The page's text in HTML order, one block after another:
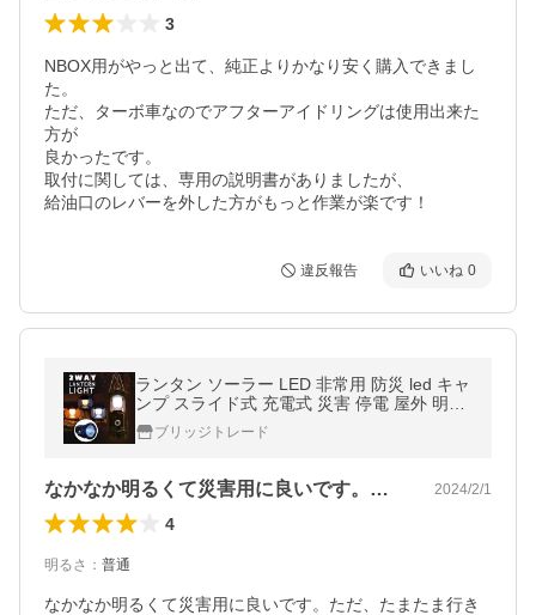
3
NBOX用がやっと出て、純正よりかなり安く購入できまし
た。
ただ、ターボ車なのでアフターアイドリングは使用出来た
方が
良かったです。
取付に関しては、専用の説明書がありましたが、
給油口のレバーを外した方がもっと作業が楽です！
違反報告 いいね 0
ランタン ソーラー LED 非常用 防災 led キャ
ンプ スライド式 充電式 災害 停電 屋外 明る
い 6LED ハロウィン 懐中電灯 送料無料
ブリッジトレード
なかなか明るくて災害用に良いです。ただ… 2024/2/1
4
明るさ ： 普通
なかなか明るくて災害用に良いです。ただ、たまたま行き